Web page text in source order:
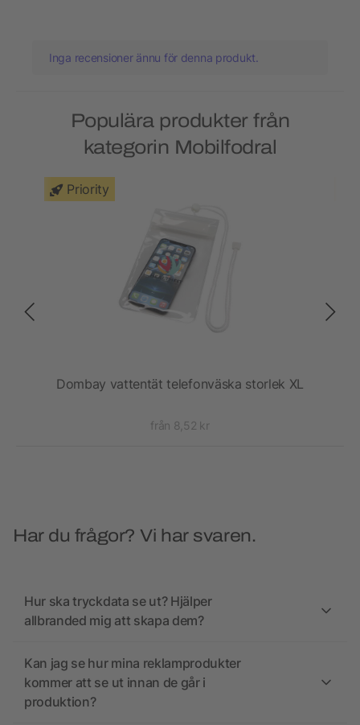
Inga recensioner ännu för denna produkt.
Populära produkter från
kategorin Mobilfodral
Priority
Dombay vattentät telefonväska storlek XL
från 8,52 kr
Har du frågor? Vi har svaren.
Hur ska tryckdata se ut? Hjälper
allbranded mig att skapa dem?
Kan jag se hur mina reklamprodukter
kommer att se ut innan de går i
produktion?